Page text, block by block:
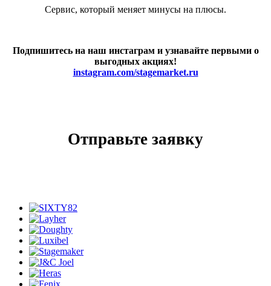
Сервис, который меняет минусы на плюсы.
Подпишитесь на наш инстаграм и узнавайте первыми о
выгодных акциях!
instagram.com/stagemarket.ru
Отправьте заявку